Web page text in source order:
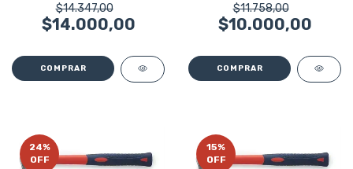
$14.347,00
$14.000,00
$11.758,00
$10.000,00
24%
OFF
15%
OFF